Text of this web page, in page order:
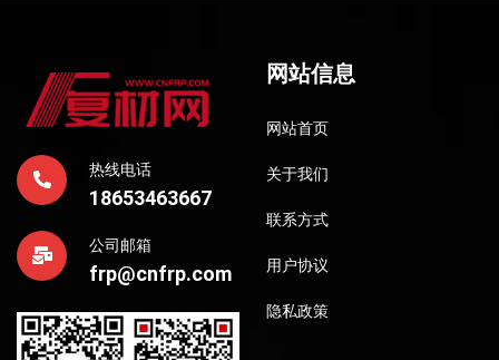
热线电话
18653463667
公司邮箱
frp@cnfrp.com
网站信息
网站首页
关于我们
联系方式
用户协议
隐私政策